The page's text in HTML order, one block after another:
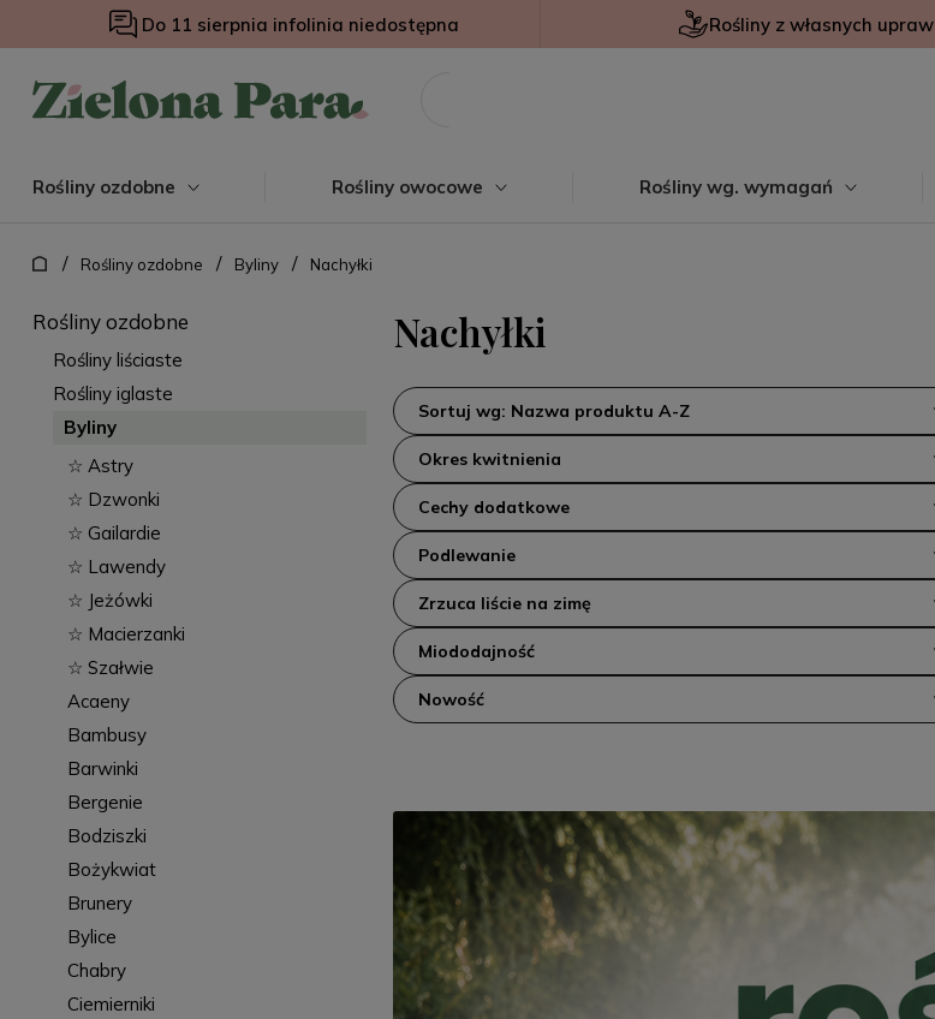
Do 11 sierpnia infolinia niedostępna Rośliny z własnych upraw
Rośliny ozdobne Rośliny owocowe Rośliny wg. wymagań
/ Rośliny ozdobne / Byliny / Nachyłki
Rośliny ozdobne
Rośliny liściaste
Rośliny iglaste
Byliny
☆ Astry
☆ Dzwonki
☆ Gailardie
☆ Lawendy
☆ Jeżówki
☆ Macierzanki
☆ Szałwie
Acaeny
Bambusy
Barwinki
Bergenie
Bodziszki
Bożykwiat
Brunery
Bylice
Chabry
Ciemierniki
Nachyłki
Sortuj wg: Nazwa produktu A-Z
Okres kwitnienia
Cechy dodatkowe
Podlewanie
Zrzuca liście na zimę
Miododajność
Nowość